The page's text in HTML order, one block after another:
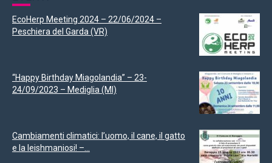
EcoHerp Meeting 2024 – 22/06/2024 –
Peschiera del Garda (VR)
“Happy Birthday Miagolandia” – 23-
24/09/2023 – Mediglia (MI)
Cambiamenti climatici: l’uomo, il cane, il gatto
e la leishmaniosi! –...